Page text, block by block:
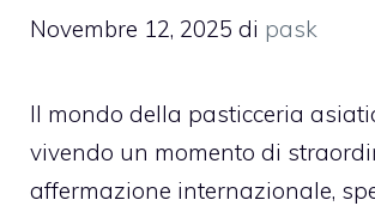
Novembre 12, 2025 di pask
Il mondo della pasticceria
vivendo un momento di
affermazione internazionale,